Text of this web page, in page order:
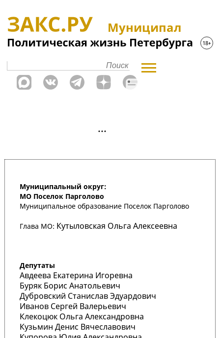
Муниципал
Муниципальный округ:
МО Поселок Парголово
Муниципальное образование Поселок Парголово
Глава МО: Кутыловская Ольга Алексеевна
Депутаты
Авдеева Екатерина Игоревна
Буряк Борис Анатольевич
Дубровский Станислав Эдуардович
Иванов Сергей Валерьевич
Клекоцюк Ольга Александровна
Кузьмин Денис Вячеславович